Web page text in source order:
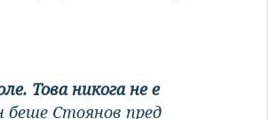
Това никога не е
беше Стоянов пред